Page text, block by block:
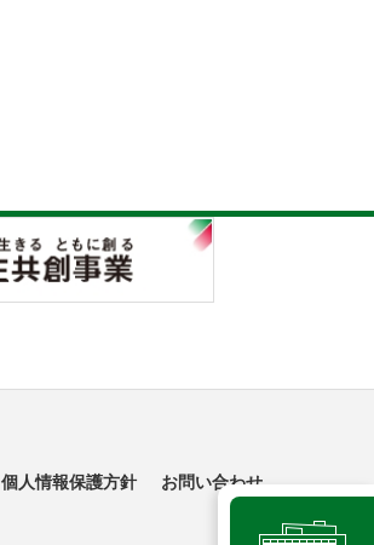
個人情報保護方針 お問い合わせ